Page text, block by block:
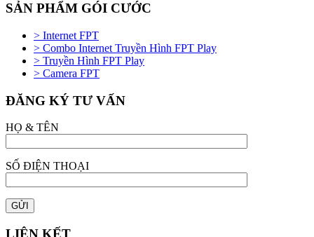
SẢN PHẨM GÓI CƯỚC
> Internet FPT
> Combo Internet Truyền Hình FPT Play
> Truyền Hình FPT Play
> Camera FPT
ĐĂNG KÝ TƯ VẤN
HỌ & TÊN
SỐ ĐIỆN THOẠI
LIÊN KẾT